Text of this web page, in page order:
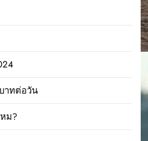
าทต่อวัน
ม?